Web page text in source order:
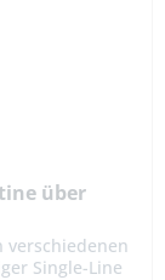
über
Single-Line